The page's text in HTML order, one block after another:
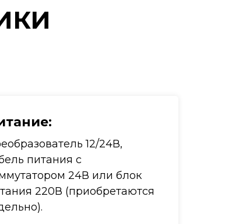
:
12/24В,
питания с
24В или блок
220В (приобретаются